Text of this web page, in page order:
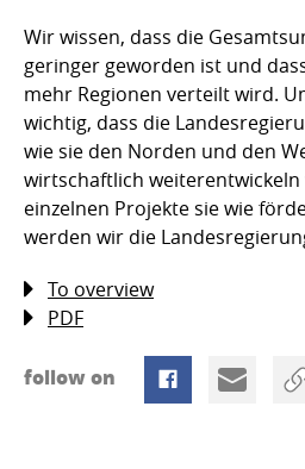
Wir wissen, dass die
geringer geworden ist und
mehr Regionen verteilt wird.
wichtig, dass die
wie sie den Norden und den
wirtschaftlich weiterentwickeln
einzelnen Projekte sie wie
werden wir die
To overview
PDF
follow on